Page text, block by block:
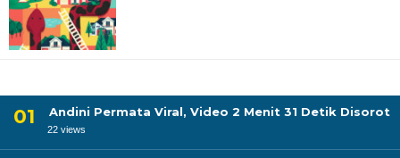
Andini Permata Viral, Video 2 Menit 31 Detik Disorot
22 views